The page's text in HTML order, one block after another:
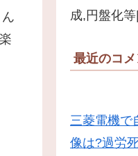
成,円盤化
最近のコメ
三菱電機で
像は?過労